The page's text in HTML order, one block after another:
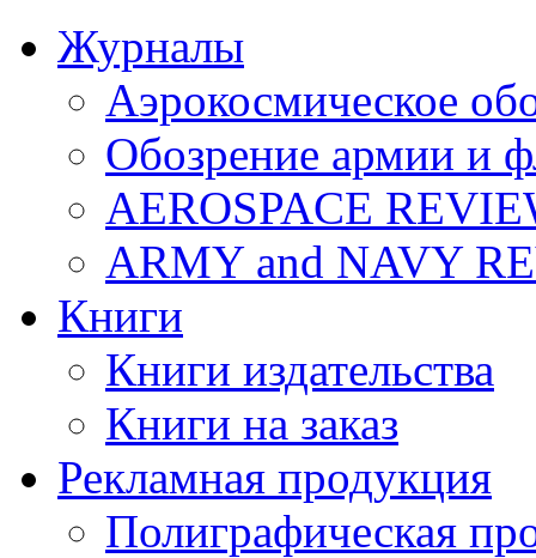
Журналы
Аэрокосмическое
Обозрение армии и
AEROSPACE
ARMY and NAVY
Книги
Книги издательства
Книги на заказ
Рекламная продукция
Полиграфическая